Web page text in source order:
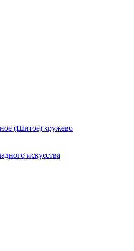
(Шитое) кружево
искусства